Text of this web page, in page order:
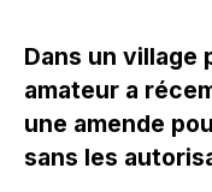
Dans un village
amateur a
une amende
sans les